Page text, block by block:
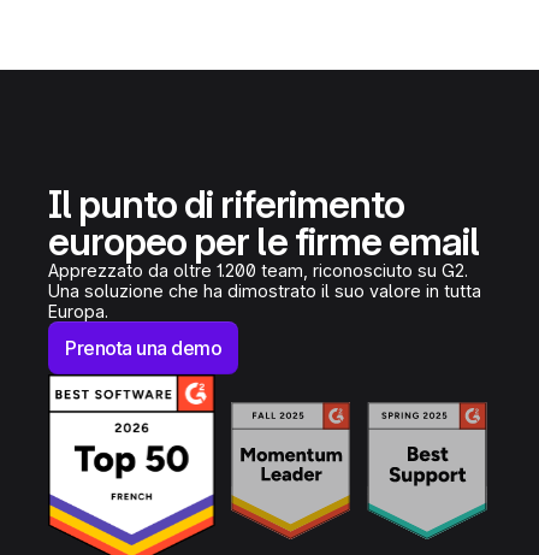
Il punto di riferimento
europeo per le firme email
Apprezzato da oltre 1.200 team, riconosciuto su G2.
Una soluzione che ha dimostrato il suo valore in tutta
Europa.
Prenota una demo